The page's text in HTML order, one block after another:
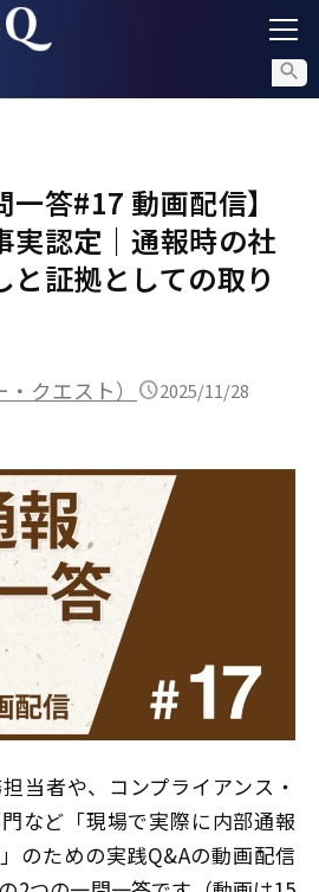
部通報
イアンス調査
ナー情報
一答#17 動画配信】
実認定｜通報時の社
と証拠としての取り
クエスト）
2025/11/28
当者や、コンプライアンス・
など「現場で実際に内部通報
のための実践Q&Aの動画配信